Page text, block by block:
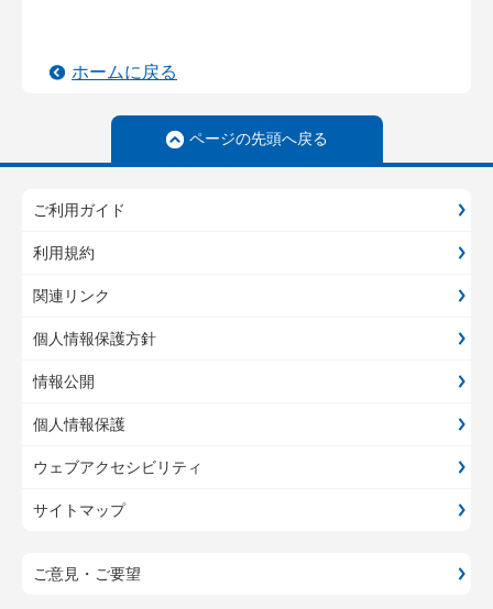
ホームに戻る
ページの先頭へ戻る
ご利用ガイド
利用規約
関連リンク
個人情報保護方針
情報公開
個人情報保護
ウェブアクセシビリティ
サイトマップ
ご意見・ご要望